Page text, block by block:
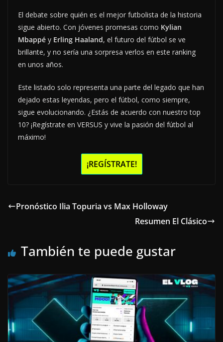
El debate sobre quién es el mejor futbolista de la historia
sigue abierto. Con jóvenes promesas como Kylian
Mbappé y Erling Haaland, el futuro del fútbol se ve
brillante, y no sería una sorpresa verlos en este ranking
en unos años.
Este listado solo representa una parte del legado que han
dejado estas leyendas, pero el fútbol, como siempre,
sigue evolucionando. ¿Estás de acuerdo con nuestro top
10? ¡Regístrate en VERSUS y vive la pasión del fútbol al
máximo!
¡REGÍSTRATE!
Pronóstico Ilia Topuria vs Max Holloway
Resumen El Clásico
También te puede gustar